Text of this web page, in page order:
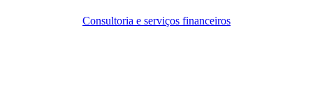
Consultoria e serviços financeiros